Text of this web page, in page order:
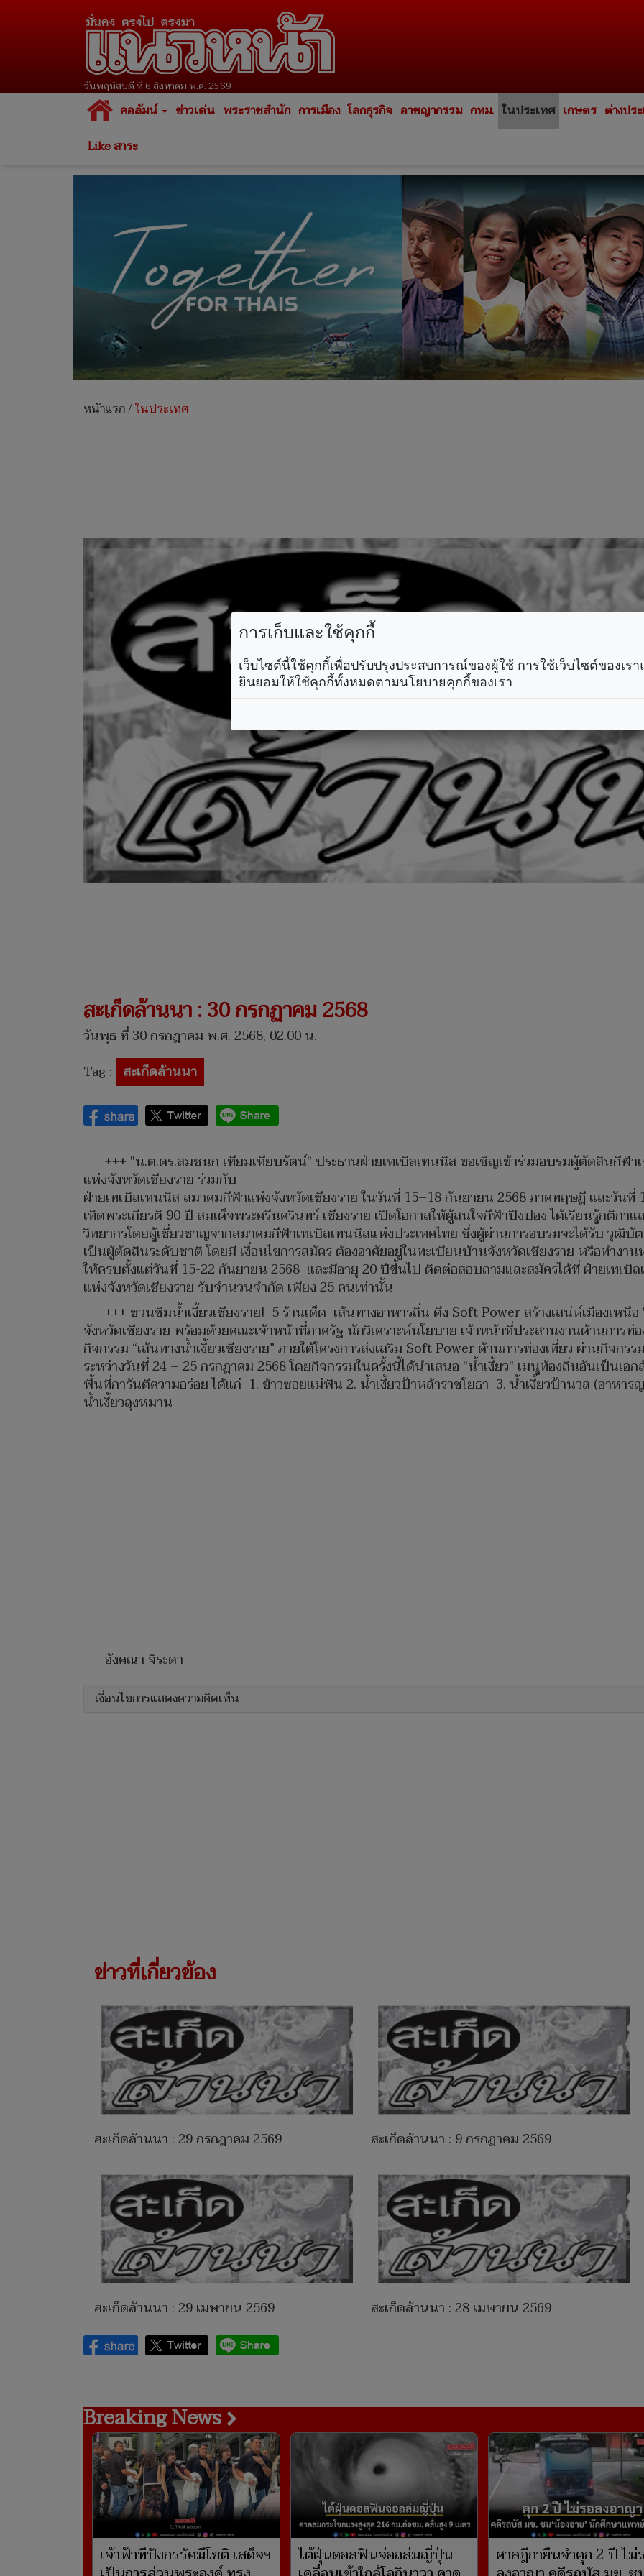
วันพฤหัสบดี ที่ 6 สิงหาคม พ.ศ. 2569
คอลัมน์ ข่าวเด่น พระราชสำนัก การเมือง โลกธุรกิจ อาชญากรรม กทม. ในประเทศ เกษตร ต่างปร
Like สาระ
หน้าแรก/ในประเทศ
สะเก็ดล้านนา : 30 กรกฏาคม 2568
วันพุธ ที่ 30 กรกฎาคม พ.ศ. 2568, 02.00 น.
Tag : สะเก็ดล้านนา
+++ "น.ต.ดร.สมชนก เทียมเทียบรัตน์" ประธานฝ่ายเทเบิลเทนนิส ขอเชิญเข้าร่วมอบรมผู้ตัดสินกีฬ
แห่งจังหวัดเชียงราย ร่วมกับ
ฝ่ายเทเบิลเทนนิส สมาคมกีฬาแห่งจังหวัดเชียงราย ในวันที่ 15–18 กันยายน 2568 ภาคทฤษฎี และวัน
เทิดพระเกียรติ 90 ปี สมเด็จพระศรีนครินทร์ เชียงราย เปิดโอกาสให้ผู้สนใจกีฬาปิงปอง ได้เรียนรู้กติก
วิทยากรโดยผู้เชี่ยวชาญจากสมาคมกีฬาเทเบิลเทนนิสแห่งประเทศไทย ซึ่งผู้ผ่านการอบรมจะได้รับ วุฒิ
เป็นผู้ตัดสินระดับชาติ โดยมี เงื่อนไขการสมัคร ต้องอาศัยอยู่ในทะเบียนบ้านจังหวัดเชียงราย หรือทำงาน
ให้ครบตั้งแต่วันที่ 15-22 กันยายน 2568 และมีอายุ 20 ปีขึ้นไป ติดต่อสอบถามและสมัครได้ที่ ฝ่ายเทเบิ
แห่งจังหวัดเชียงราย รับจำนวนจำกัด เพียง 25 คนเท่านั้น
+++ ชวนชิมน้ำเงี้ยวเชียงราย! 5 ร้านเด็ด เส้นทางอาหารถิ่น ดึง Soft Power สร้างเสน่ห์เมืองเหนื
จังหวัดเชียงราย พร้อมด้วยคณะเจ้าหน้าที่ภาครัฐ นักวิเคราะห์นโยบาย เจ้าหน้าที่ประสานงานด้านการท่
กิจกรรม “เส้นทางน้ำเงี้ยวเชียงราย” ภายใต้โครงการส่งเสริม Soft Power ด้านการท่องเที่ยว ผ่านกิจก
ระหว่างวันที่ 24 – 25 กรกฎาคม 2568 โดยกิจกรรมในครั้งนี้ได้นำเสนอ "น้ำเงี้ยว" เมนูท้องถิ่นอันเป็นเ
พื้นที่การันตีความอร่อย ได้แก่ 1. ข้าวซอยแม่พิน 2. น้ำเงี้ยวป้าหล้าราชโยธา 3. น้ำเงี้ยวป้านวล (อาหา
น้ำเงี้ยวลุงหมาน
อังคณา จิระดา
เงื่อนไขการแสดงความคิดเห็น
ข่าวที่เกี่ยวข้อง
สะเก็ดล้านนา : 29 กรกฎาคม 2569 สะเก็ดล้านนา : 9 กรกฎาคม 2569
สะเก็ดล้านนา : 29 เมษายน 2569 สะเก็ดล้านนา : 28 เมษายน 2569
Breaking News
เจ้าฟ้าทีปังกรรัศมีโชติ เสด็จฯ ไต้ฝุ่นดอลฟินจ่อถล่มญี่ปุ่น ศาลฎีกายืนจำคุก 2 ปี ไม่
การเก็บและใช้คุกกี้
เว็บไซต์นี้ใช้คุกกี้เพื่อปรับปรุงประสบการณ์ของผู้ใช้ การใช้เว็บไซต์ของเร
ยินยอมให้ใช้คุกกี้ทั้งหมดตามนโยบายคุกกี้ของเรา